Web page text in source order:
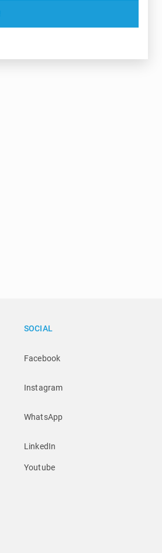
SOCIAL
Facebook
Instagram
WhatsApp
LinkedIn
Youtube